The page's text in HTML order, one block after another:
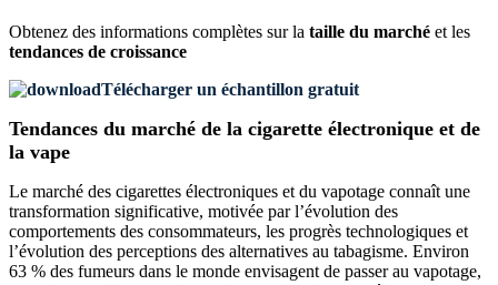
Obtenez des informations complètes sur la taille du marché et les
tendances de croissance
Télécharger un échantillon gratuit
Tendances du marché de la cigarette électronique et de
la vape
Le marché des cigarettes électroniques et du vapotage connaît une
transformation significative, motivée par l’évolution des
comportements des consommateurs, les progrès technologiques et
l’évolution des perceptions des alternatives au tabagisme. Environ
63 % des fumeurs dans le monde envisagent de passer au vapotage,